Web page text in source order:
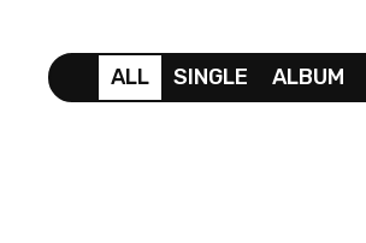
ALL SINGLE ALBUM